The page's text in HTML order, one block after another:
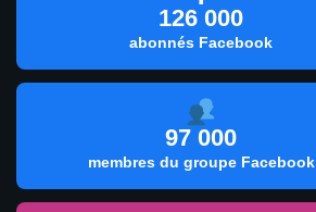
126 000
abonnés Facebook
97 000
membres du groupe Facebook